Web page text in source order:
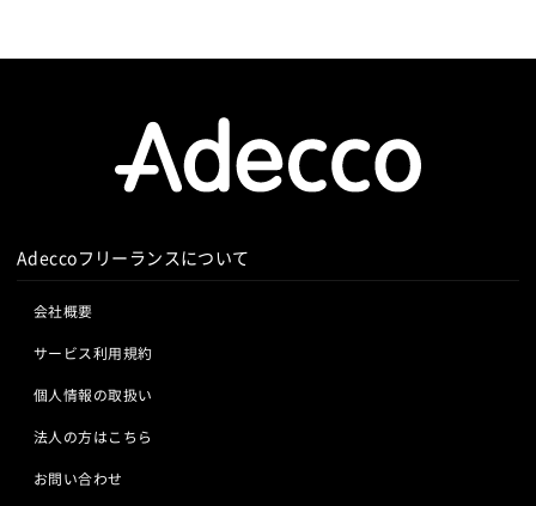
サーなどの機能も持っています。
多くのモジュールが提供され、付加機能も追加可能で、必要なモジュ
ールだけを組み込めば、無駄な機能による肥大化と、パフォーマンス
の劣化も防げます。
Adeccoフリーランスについて
会社概要
サービス利用規約
個人情報の取扱い
法人の方はこちら
お問い合わせ